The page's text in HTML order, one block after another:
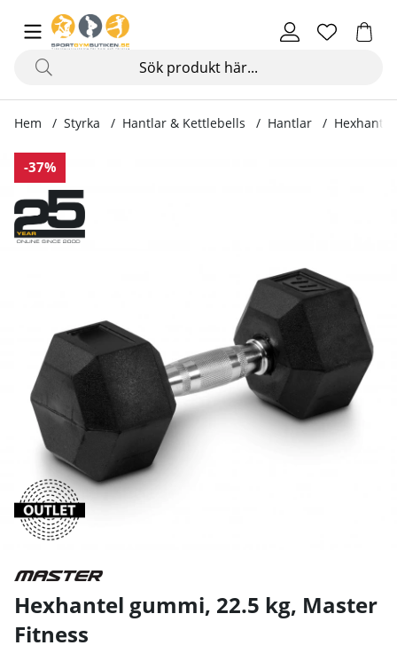
Hem Styrka Hantlar & Kettlebells Hantlar
-37%
Produktbilder Hexhantel gummi
Hexhantel gummi, 22.5 kg, Master
Fitness